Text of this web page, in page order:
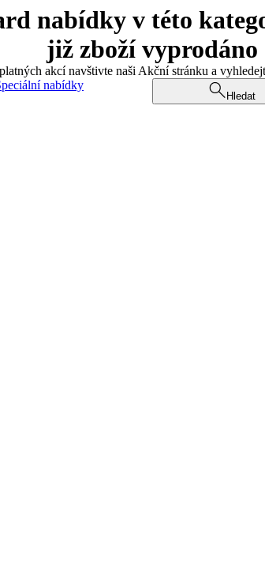
nabídky v této
již zboží vyprodáno
akcí navštivte naši Akční stránku a
nabídky
Hledat